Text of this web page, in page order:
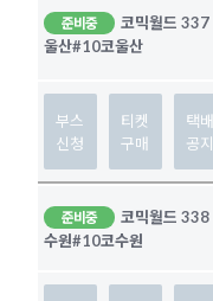
준비중
코믹월드 337
울산#10코울산
부스
신청
티켓
구매
택배
공지
준비중
코믹월드 338
수원#10코수원